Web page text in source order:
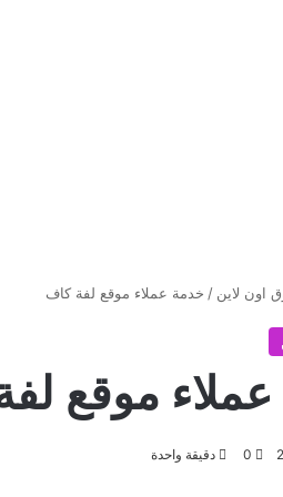
اون لاين / خدمة عملاء موقع لفة كاف
موقع
0 دقيقة واحدة